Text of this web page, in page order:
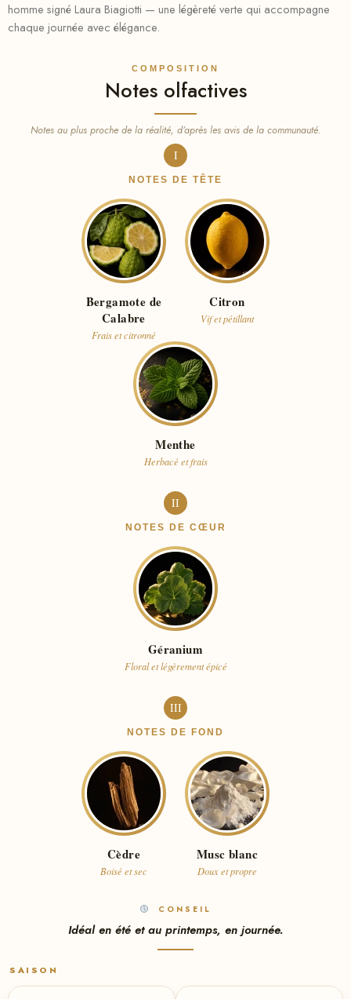
homme signé Laura Biagiotti — une légèreté verte qui accompagne
chaque journée avec élégance.
COMPOSITION
Notes olfactives
Notes au plus proche de la réalité, d’après les avis de la communauté.
I
NOTES DE TÊTE
Bergamote de
Calabre
Frais et citronné
Citron
Vif et pétillant
Menthe
Herbacé et frais
II
NOTES DE CŒUR
Géranium
Floral et légèrement épicé
III
NOTES DE FOND
Cèdre
Boisé et sec
Musc blanc
Doux et propre
CONSEIL
Idéal en été et au printemps, en journée.
SAISON